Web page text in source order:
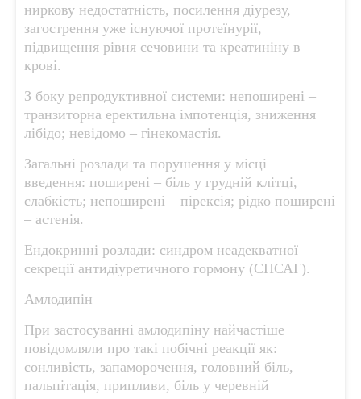
ниркову недостатність, посилення діурезу,
загострення уже існуючої протеїнурії,
підвищення рівня сечовини та креатиніну в
крові.
З боку репродуктивної системи: непоширені –
транзиторна еректильна імпотенція, зниження
лібідо; невідомо – гінекомастія.
Загальні розлади та порушення у місці
введення: поширені – біль у грудній клітці,
слабкість; непоширені – пірексія; рідко поширені
– астенія.
Ендокринні розлади: синдром неадекватної
секреції антидіуретичного гормону (СНСАГ).
Амлодипін
При застосуванні амлодипіну найчастіше
повідомляли про такі побічні реакції як:
сонливість, запаморочення, головний біль,
пальпітація, припливи, біль у черевній